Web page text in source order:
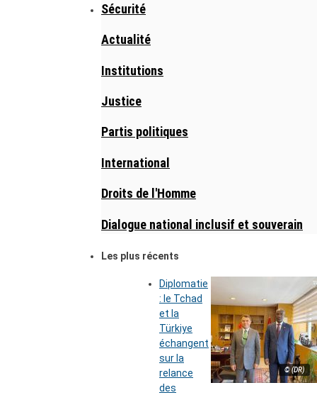
Sécurité
Actualité
Institutions
Justice
Partis politiques
International
Droits de l'Homme
Dialogue national inclusif et souverain
Les plus récents
© (DR)
Diplomatie
: le Tchad
et la
Türkiye
échangent
sur la
relance
des